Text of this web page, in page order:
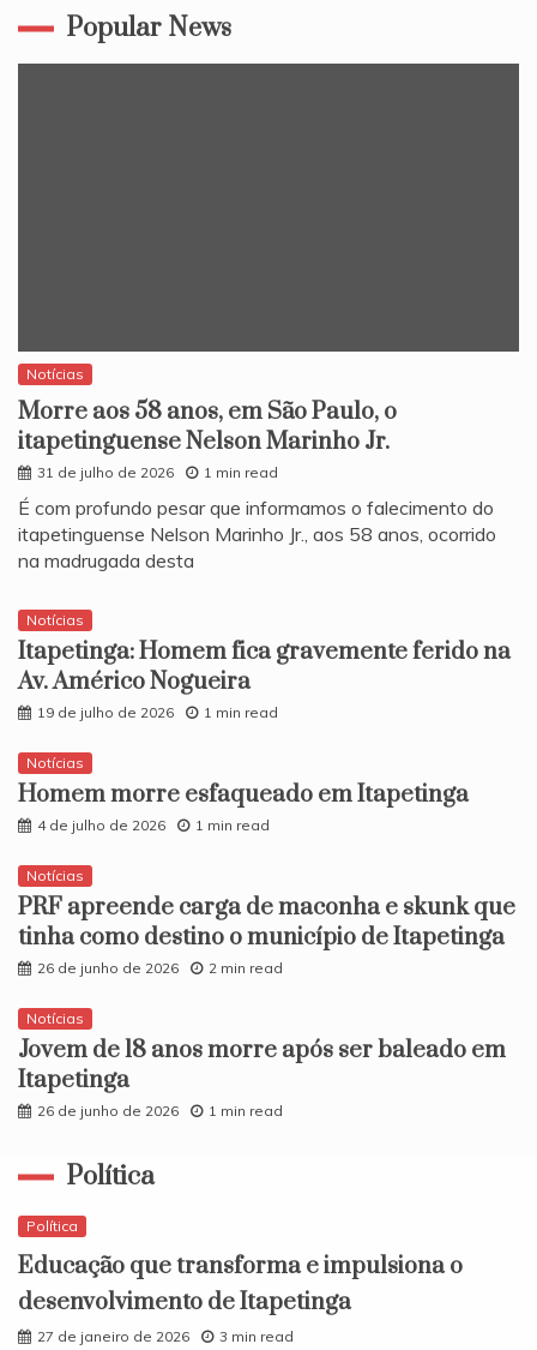
Popular News
Notícias
Morre aos 58 anos, em São Paulo, o
itapetinguense Nelson Marinho Jr.
31 de julho de 2026 1 min read
​É com profundo pesar que informamos o falecimento do
itapetinguense Nelson Marinho Jr., aos 58 anos, ocorrido
na madrugada desta
Notícias
Itapetinga: Homem fica gravemente ferido na
Av. Américo Nogueira
19 de julho de 2026 1 min read
Notícias
Homem morre esfaqueado em Itapetinga
4 de julho de 2026 1 min read
Notícias
PRF apreende carga de maconha e skunk que
tinha como destino o município de Itapetinga
26 de junho de 2026 2 min read
Notícias
​Jovem de 18 anos morre após ser baleado em
Itapetinga
26 de junho de 2026 1 min read
Política
Política
Educação que transforma e impulsiona o
desenvolvimento de Itapetinga
27 de janeiro de 2026 3 min read